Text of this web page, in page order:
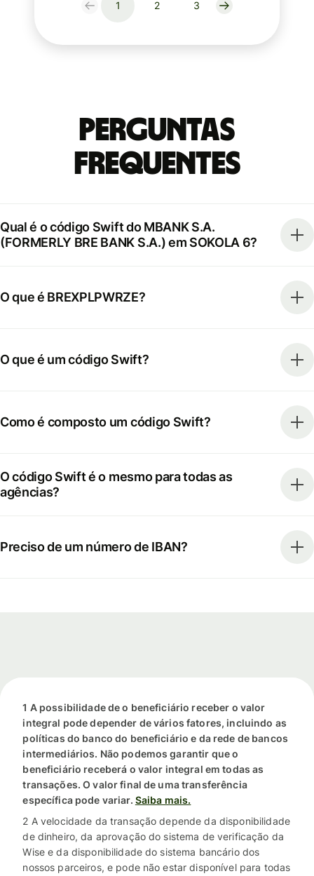
1 2 3
Perguntas
frequentes
Qual é o código Swift do MBANK S.A.
(FORMERLY BRE BANK S.A.) em SOKOLA 6?
O que é BREXPLPWRZE?
O que é um código Swift?
Como é composto um código Swift?
O código Swift é o mesmo para todas as
agências?
Preciso de um número de IBAN?
1 A possibilidade de o beneficiário receber o valor
integral pode depender de vários fatores, incluindo as
políticas do banco do beneficiário e da rede de bancos
intermediários. Não podemos garantir que o
beneficiário receberá o valor integral em todas as
transações. O valor final de uma transferência
específica pode variar. Saiba mais.
2 A velocidade da transação depende da disponibilidade
de dinheiro, da aprovação do sistema de verificação da
Wise e da disponibilidade do sistema bancário dos
nossos parceiros, e pode não estar disponível para todas